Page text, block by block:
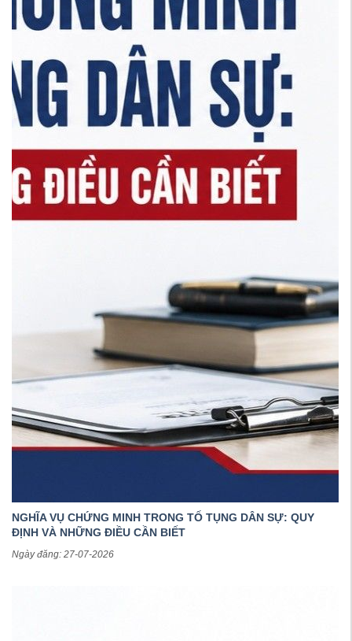
NGHĨA VỤ CHỨNG MINH TRONG TỐ TỤNG DÂN SỰ: QUY
ĐỊNH VÀ NHỮNG ĐIỀU CẦN BIẾT
Ngày đăng: 27-07-2026